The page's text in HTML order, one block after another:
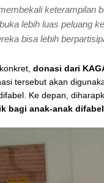
keterampilan
lebih luas peluang
bisa lebih
donasi dari
tersebut akan
Ke depan,
bagi anak-anak